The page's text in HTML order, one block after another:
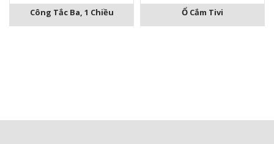
Công Tắc Ba, 1 Chiều Ổ Cắm Tivi